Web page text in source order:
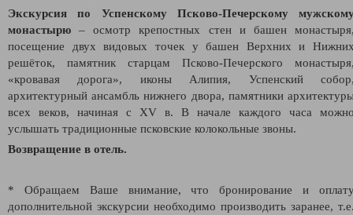
Экскурсия по Успенскому Псково-Печерскому
монастырю – осмотр крепостных стен и башен
посещение двух видовых точек у башен Верхних и
решёток, памятник старцам Псково-Печерского
«кровавая дорога», иконы Алипия, Успенский
архитектурный ансамбль нижнего двора, памятники
всех веков, начиная с XV в. В начале каждого часа
услышать традиционные псковские колокольные звоны.
Возвращение в отель.
* Обращаем Ваше внимание, что бронирование и
дополнительной экскурсии необходимо производить заранее,